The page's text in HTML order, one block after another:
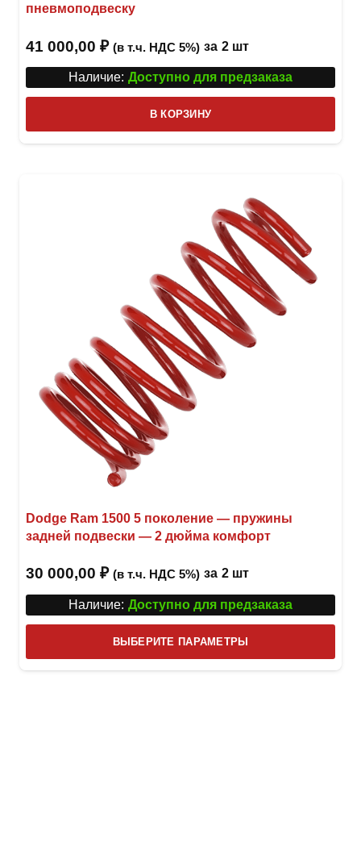
пневмоподвеску
41 000,00 ₽ (в т.ч. НДС 5%) за 2 шт
Наличие: Доступно для предзаказа
В КОРЗИНУ
Dodge Ram 1500 5 поколение — пружины
задней подвески — 2 дюйма комфорт
30 000,00 ₽ (в т.ч. НДС 5%) за 2 шт
Наличие: Доступно для предзаказа
ВЫБЕРИТЕ ПАРАМЕТРЫ
товар